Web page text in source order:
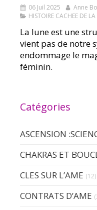
06 Juil 2025
Anne
HISTOIRE CACHEE DE LA
La lune est une
vient pas de notre
endommage le
féminin.
Catégories
ASCENSION
CHAKRAS ET
CLES SUR L’AME (12)
CONTRATS D’AME